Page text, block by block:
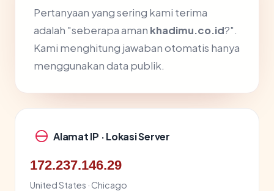
Pertanyaan yang sering kami terima
adalah "seberapa aman khadimu.co.id?".
Kami menghitung jawaban otomatis hanya
menggunakan data publik.
Alamat IP · Lokasi Server
172.237.146.29
United States · Chicago